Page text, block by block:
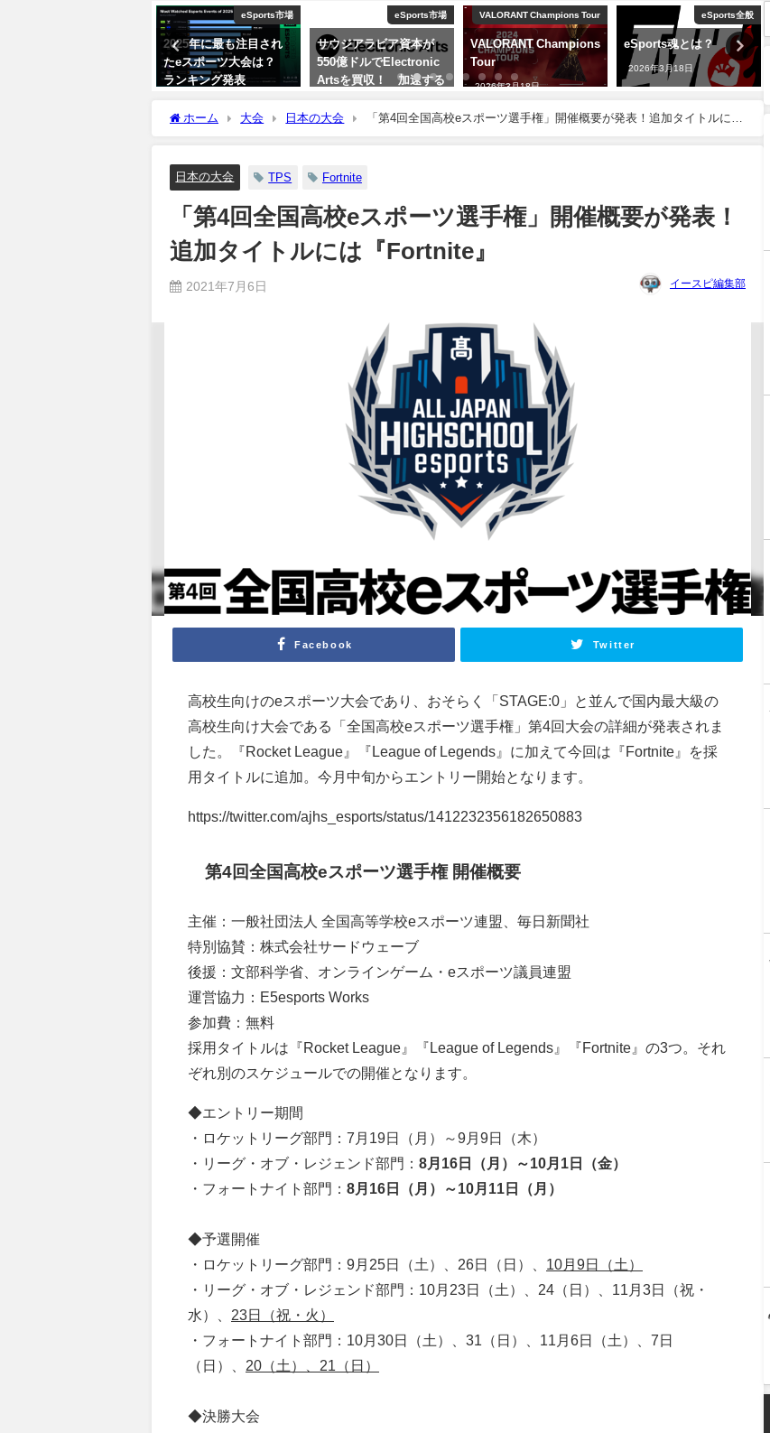
eSports市場
サウジアラビア資本が
550億ドルでElectronic
Artsを買収！ 加速する
ツ投資
VALORANT Champions Tour
VALORANT Champions
Tour
2026年3月18日
eSports全般
eSports魂とは？
2026年3月18日
EVO
EVO
2026年3月18日
ホーム 大会 日本の大会
「第4回全国高校eスポーツ選手権」開催概要が発表！追加タイトルには
日本の大会 TPS Fortnite
「第4回全国高校eスポーツ選手権」開催概要が発表！
追加タイトルには『Fortnite』
2021年7月6日 イースピ編集部
Facebook Twitter
高校生向けのeスポーツ大会であり、おそらく「STAGE:0」と並んで国内最大級の
高校生向け大会である「全国高校eスポーツ選手権」第4回大会の詳細が発表されま
した。『Rocket League』『League of Legends』に加えて今回は『Fortnite』を採
用タイトルに追加。今月中旬からエントリー開始となります。
https://twitter.com/ajhs_esports/status/1412232356182650883
第4回全国高校eスポーツ選手権 開催概要
主催：一般社団法人 全国高等学校eスポーツ連盟、毎日新聞社
特別協賛：株式会社サードウェーブ
後援：文部科学省、オンラインゲーム・eスポーツ議員連盟
運営協力：E5esports Works
参加費：無料
採用タイトルは『Rocket League』『League of Legends』『Fortnite』の3つ。それ
ぞれ別のスケジュールでの開催となります。
◆エントリー期間
・ロケットリーグ部門：7月19日（月）～9月9日（木）
・リーグ・オブ・レジェンド部門： 8月16日（月）～10月1日（金）
・フォートナイト部門： 8月16日（月）～10月11日（月）
◆予選開催
・ロケットリーグ部門：9月25日（土）、26日（日）、 10月9日（土）
・リーグ・オブ・レジェンド部門：10月23日（土）、24（日）、11月3日（祝・
水）、 23日（祝・火）
・フォートナイト部門：10月30日（土）、31（日）、11月6日（土）、7日
（日）、 20（土）、21（日）
◆決勝大会